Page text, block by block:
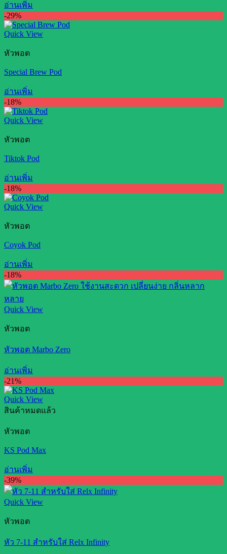
อ่านเพิ่ม
-29%
Quick View
หัวพอต
Special Brew Pod
อ่านเพิ่ม
-18%
Quick View
หัวพอต
Tiktok Pod
อ่านเพิ่ม
-18%
Quick View
หัวพอต
Coyok Pod
อ่านเพิ่ม
-18%
Quick View
หัวพอต
หัวพอต Marbo Zero
อ่านเพิ่ม
-21%
Quick View
สินค้าหมดแล้ว
หัวพอต
KS Pod Max
อ่านเพิ่ม
-39%
Quick View
หัวพอต
หัว 7-11 สำหรับใส่ Relx Infinity